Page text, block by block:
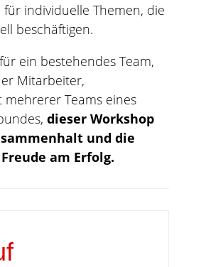
individuelle Themen, die
beschäftigen.
ein bestehendes Team,
Mitarbeiter,
mehrerer Teams eines
dieser Workshop
und die
am Erfolg.